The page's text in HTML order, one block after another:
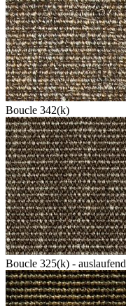
Boucle 342(k)
Boucle 325(k) - auslaufend